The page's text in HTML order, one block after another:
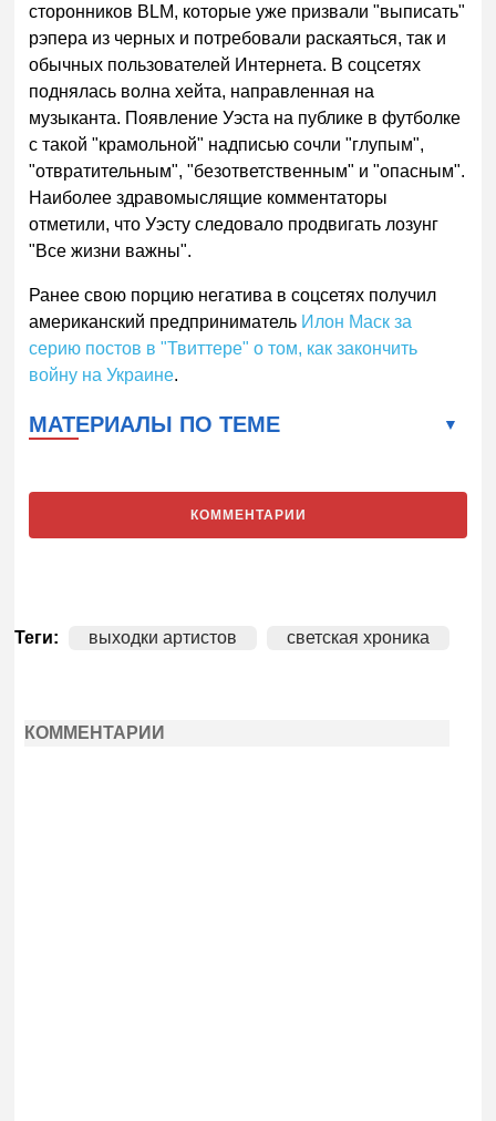
сторонников BLM, которые уже призвали "выписать"
рэпера из черных и потребовали раскаяться, так и
обычных пользователей Интернета. В соцсетях
поднялась волна хейта, направленная на
музыканта. Появление Уэста на публике в футболке
с такой "крамольной" надписью сочли "глупым",
"отвратительным", "безответственным" и "опасным".
Наиболее здравомыслящие комментаторы
отметили, что Уэсту следовало продвигать лозунг
"Все жизни важны".
Ранее свою порцию негатива в соцсетях получил
американский предприниматель Илон Маск за
серию постов в "Твиттере" о том, как закончить
войну на Украине.
МАТЕРИАЛЫ ПО ТЕМЕ
КОММЕНТАРИИ
Теги: выходки артистов светская хроника
КОММЕНТАРИИ